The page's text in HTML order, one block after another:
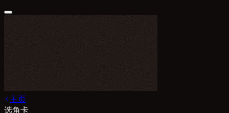
主页
选角卡